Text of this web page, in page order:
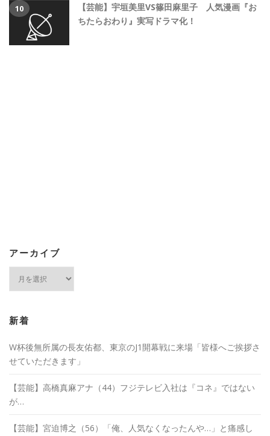
【芸能】宇垣美里VS篠田麻里子 人気漫画『お
ちたらおわり』実写ドラマ化！
アーカイブ
ブ
新着
W杯後無所属の長友佑都、東京のJ1開幕戦に来場「皆様へご挨拶さ
せていただきます」
【芸能】高橋真麻アナ（44）フジテレビ入社は『コネ』ではない
が…
【芸能】宮迫博之（56）「俺、人気なくなったんや…」と痛感し